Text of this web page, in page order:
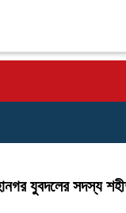
যুবদলের সদস্য